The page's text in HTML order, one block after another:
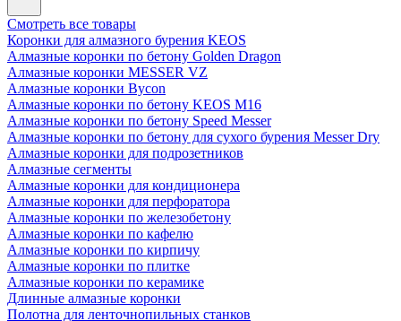
Смотреть все товары
Коронки для алмазного бурения KEOS
Алмазные коронки по бетону Golden Dragon
Алмазные коронки MESSER VZ
Алмазные коронки Bycon
Алмазные коронки по бетону KEOS M16
Алмазные коронки по бетону Speed Messer
Алмазные коронки по бетону для сухого бурения Messer Dry
Алмазные коронки для подрозетников
Алмазные сегменты
Алмазные коронки для кондиционера
Алмазные коронки для перфоратора
Алмазные коронки по железобетону
Алмазные коронки по кафелю
Алмазные коронки по кирпичу
Алмазные коронки по плитке
Алмазные коронки по керамике
Длинные алмазные коронки
Полотна для ленточнопильных станков